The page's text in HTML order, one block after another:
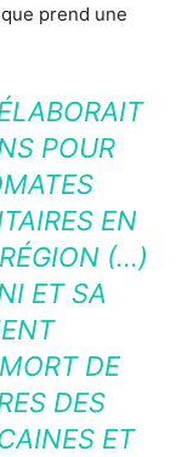
prend une
POUR
EN
(…)
ET SA
DE
DES
ET